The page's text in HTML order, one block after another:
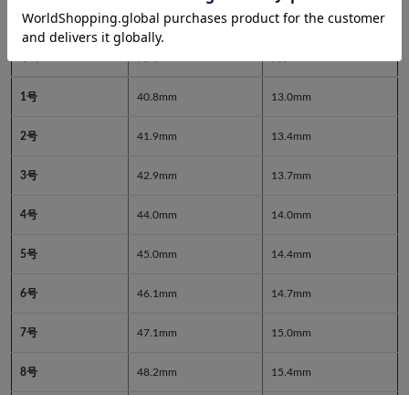
1号 40.8mm 13.0mm
2号 41.9mm 13.4mm
3号 42.9mm 13.7mm
4号 44.0mm 14.0mm
5号 45.0mm 14.4mm
6号 46.1mm 14.7mm
7号 47.1mm 15.0mm
8号 48.2mm 15.4mm